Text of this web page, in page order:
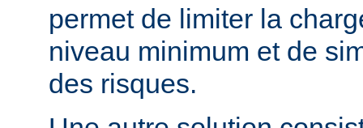
permet de limiter la
niveau minimum et de
des risques.